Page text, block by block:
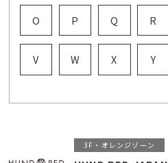
O P Q R
V W X Y
3F・オレンジゾーン